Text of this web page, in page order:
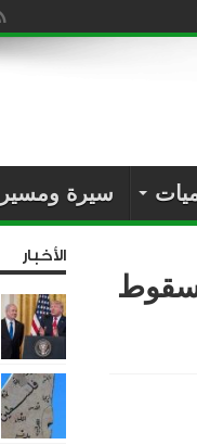
للصهاينة
سيرة
الأخبار